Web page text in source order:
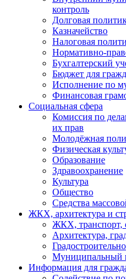
контроль
Долговая
Казначейство
Налоговая
Нормативно-
Бухгалтерский
Бюджет для
Исполнение по
Финансовая
Социальная сфера
Комиссия по
их прав
Молодёжная
Физическая
Образование
Здравоохранение
Культура
Общество
Средства
ЖКХ, архитектура и
ЖКХ, транспорт,
Архитектура,
Муниципальный
Информация для